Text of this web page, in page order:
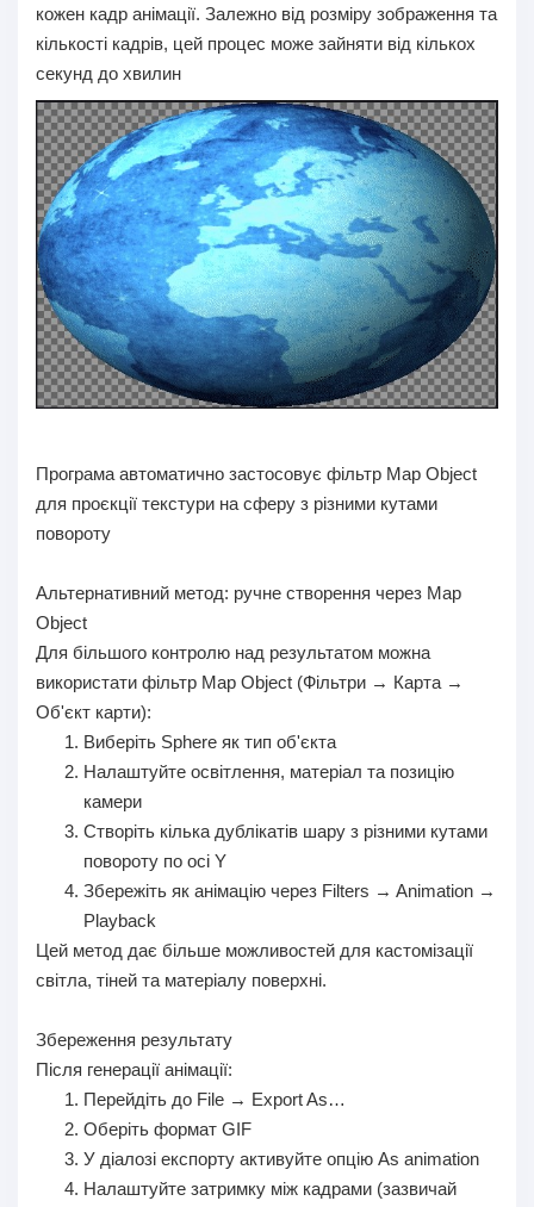
кожен кадр анімації. Залежно від розміру зображення та
кількості кадрів, цей процес може зайняти від кількох
секунд до хвилин
Програма автоматично застосовує фільтр Map Object
для проєкції текстури на сферу з різними кутами
повороту
Альтернативний метод: ручне створення через Map
Object
Для більшого контролю над результатом можна
використати фільтр Map Object (Фільтри → Карта →
Об'єкт карти):
Виберіть Sphere як тип об'єкта
Налаштуйте освітлення, матеріал та позицію
камери
Створіть кілька дублікатів шару з різними кутами
повороту по осі Y
Збережіть як анімацію через Filters → Animation →
Playback
Цей метод дає більше можливостей для кастомізації
світла, тіней та матеріалу поверхні.
Збереження результату
Після генерації анімації:
Перейдіть до File → Export As…
Оберіть формат GIF
У діалозі експорту активуйте опцію As animation
Налаштуйте затримку між кадрами (зазвичай